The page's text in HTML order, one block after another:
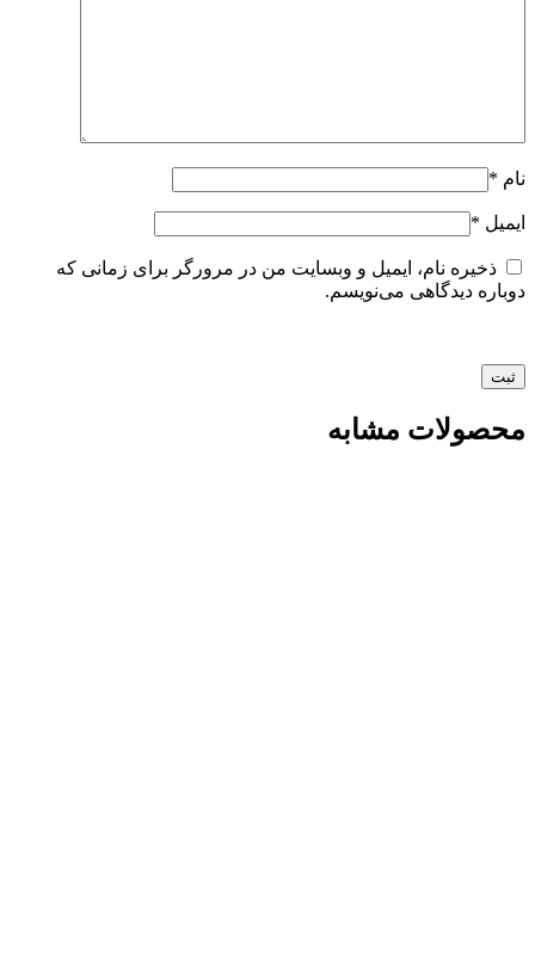
نام *
ایمیل *
ذخیره نام، ایمیل و وبسایت من در مرورگر برای زمانی که
دوباره دیدگاهی می‌نویسم.
محصولات مشابه